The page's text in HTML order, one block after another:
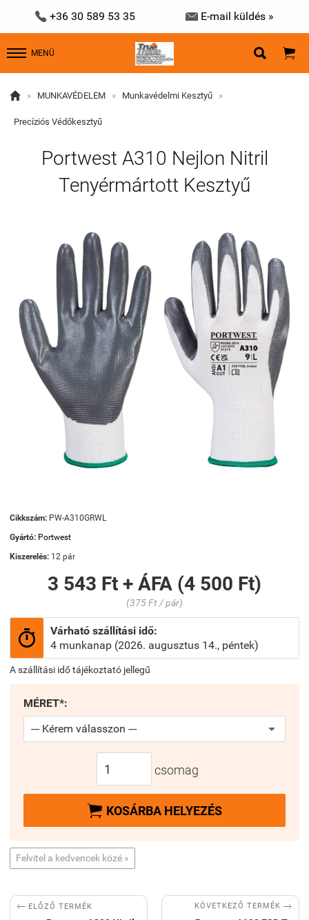
 +36 30 589 53 35  E-mail küldés »
MENÜ  
 » MUNKAVÉDELEM » Munkavédelmi Kesztyű »
Precíziós Védőkesztyű
Portwest A310 Nejlon Nitril
Tenyérmártott Kesztyű
Cikkszám: PW-A310GRWL
Gyártó: Portwest
Kiszerelés: 12 pár
3 543 Ft + ÁFA (4 500 Ft)
(375 Ft / pár)

Várható szállítási idő:
4 munkanap (2026. augusztus 14., péntek)
A szállítási idő tájékoztató jellegű
MÉRET*:
csomag
 KOSÁRBA HELYEZÉS
Felvitel a kedvencek közé »
 ELŐZŐ TERMÉK KÖVETKEZŐ TERMÉK 